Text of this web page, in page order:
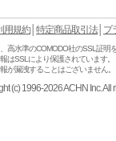
用規約 特定商品取引法│ プ
高水準のCOMODO社のSSL証明
はSSLにより保護されています。
が漏洩することはございません。
(c) 1996-2026 ACHN Inc. All